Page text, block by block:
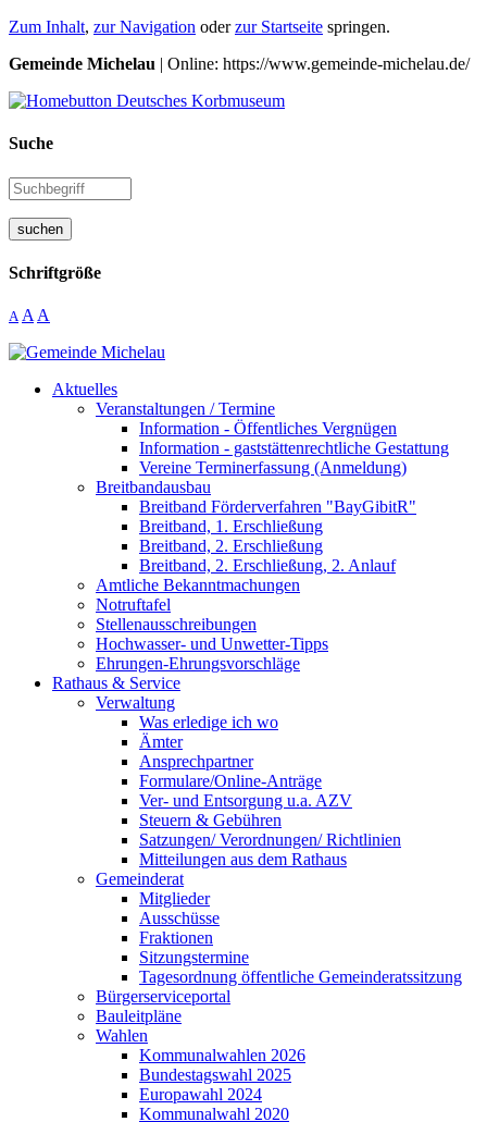
Zum Inhalt, zur Navigation oderzur Startseite springen.
Gemeinde Michelau | Online: https://www.gemeinde-michelau.de/
Suche
suchen
Schriftgröße
A A A
Aktuelles
Veranstaltungen / Termine
Information - Öffentliches Vergnügen
Information - gaststättenrechtliche Gestattung
Vereine Terminerfassung (Anmeldung)
Breitbandausbau
Breitband Förderverfahren "BayGibitR"
Breitband, 1. Erschließung
Breitband, 2. Erschließung
Breitband, 2. Erschließung, 2. Anlauf
Amtliche Bekanntmachungen
Notruftafel
Stellenausschreibungen
Hochwasser- und Unwetter-Tipps
Ehrungen-Ehrungsvorschläge
Rathaus & Service
Verwaltung
Was erledige ich wo
Ämter
Ansprechpartner
Formulare/Online-Anträge
Ver- und Entsorgung u.a. AZV
Steuern & Gebühren
Satzungen/ Verordnungen/ Richtlinien
Mitteilungen aus dem Rathaus
Gemeinderat
Mitglieder
Ausschüsse
Fraktionen
Sitzungstermine
Tagesordnung öffentliche Gemeinderatssitzung
Bürgerserviceportal
Bauleitpläne
Wahlen
Kommunalwahlen 2026
Bundestagswahl 2025
Europawahl 2024
Kommunalwahl 2020